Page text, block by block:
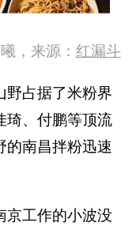
，来源： 红漏斗
野占据了米粉界
琦、付鹏等顶流
的南昌拌粉迅速
京工作的小波没